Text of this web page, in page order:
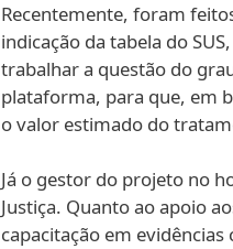
Recentemente, foram
indicação da tabela do
trabalhar a questão do
plataforma, para que, em
o valor estimado do
Já o gestor do projeto no
Justiça. Quanto ao apoio
capacitação em